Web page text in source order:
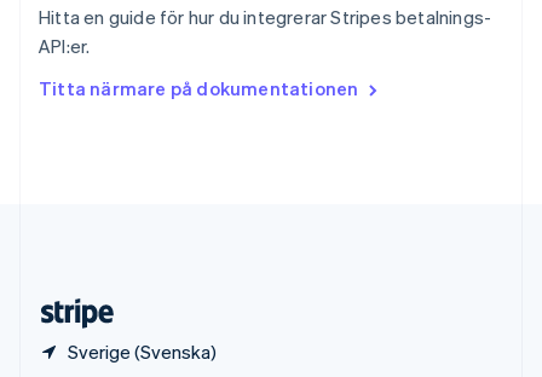
Hitta en guide för hur du integrerar Stripes betalnings-
API:er.
Titta närmare på dokumentationen
Sverige (Svenska)
Thailand
ไทย
English